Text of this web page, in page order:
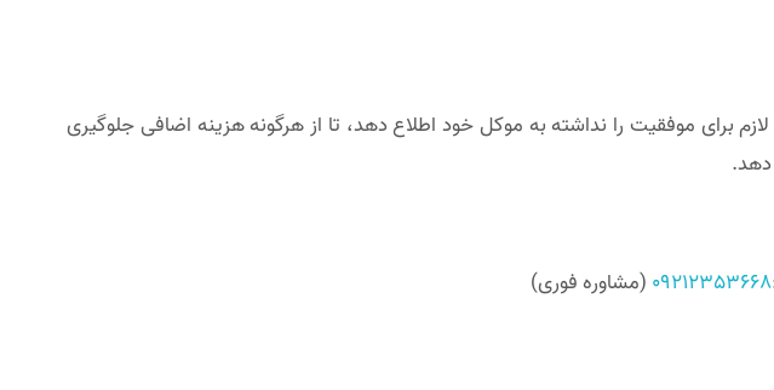
برای موفقیت را نداشته به موکل خود اطلاع دهد، تا از هرگونه هزینه اضافی جلوگیری
دهد.
09212353668 (مشاوره فوری)